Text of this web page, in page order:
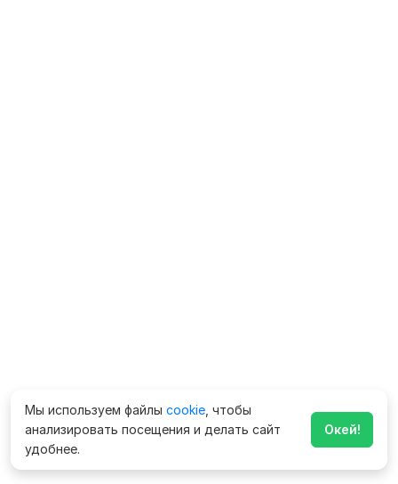
Мы используем файлы cookie , чтобы
анализировать посещения и делать сайт
удобнее.
Окей!